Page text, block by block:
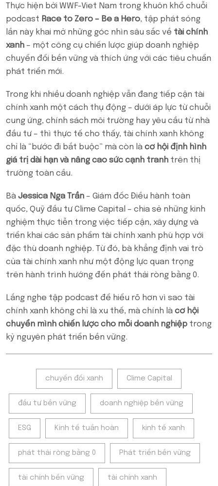
Thực hiện bởi WWF-Viet Nam trong khuôn khổ chuỗi
podcast Race to Zero – Be a Hero, tập phát sóng
lần này khai mở những góc nhìn sâu sắc về tài chính
xanh – một công cụ chiến lược giúp doanh nghiệp
chuyển đổi bền vững và thích ứng với các tiêu chuẩn
phát triển mới.
Trong khi nhiều doanh nghiệp vẫn đang tiếp cận tài
chính xanh một cách thụ động – dưới áp lực từ chuỗi
cung ứng, chính sách môi trường hay yêu cầu từ nhà
đầu tư – thì thực tế cho thấy, tài chính xanh không
chỉ là “bước đi bắt buộc” mà còn là cơ hội định hình
giá trị dài hạn và nâng cao sức cạnh tranh trên thị
trường toàn cầu.
Bà Jessica Nga Trần – Giám đốc Điều hành toàn
quốc, Quỹ đầu tư Clime Capital – chia sẻ những kinh
nghiệm thực tiễn trong việc tiếp cận, xây dựng và
triển khai các sản phẩm tài chính xanh phù hợp với
đặc thù doanh nghiệp. Từ đó, bà khẳng định vai trò
của tài chính xanh như một động lực quan trọng
trên hành trình hướng đến phát thải ròng bằng 0.
Lắng nghe tập podcast để hiểu rõ hơn vì sao tài
chính xanh không chỉ là xu thế, mà chính là cơ hội
chuyển mình chiến lược cho mỗi doanh nghiệp trong
kỷ nguyên phát triển bền vững.
chuyển đổi xanh Clime Capital
đầu tư bền vững doanh nghiệp bền vững
ESG Kinh tế tuần hoàn kinh tế xanh
phát thải ròng bằng 0 Phát triển bền vững
tài chính bền vững tài chính xanh